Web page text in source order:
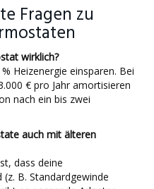
Fragen zu
wirklich?
Heizenergie einsparen. Bei
€ pro Jahr amortisieren
nach ein bis zwei
auch mit älteren
dass deine
B. Standardgewinde